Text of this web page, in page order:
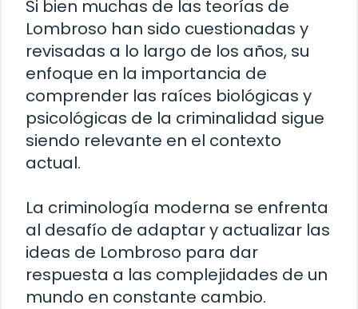
Si bien muchas de las teorías de
Lombroso han sido cuestionadas y
revisadas a lo largo de los años, su
enfoque en la importancia de
comprender las raíces biológicas y
psicológicas de la criminalidad sigue
siendo relevante en el contexto
actual.
La criminología moderna se enfrenta
al desafío de adaptar y actualizar las
ideas de Lombroso para dar
respuesta a las complejidades de un
mundo en constante cambio.